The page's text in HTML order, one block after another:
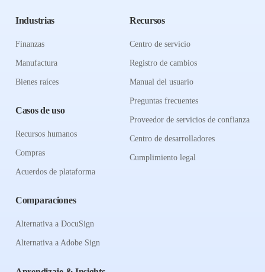
Industrias
Finanzas
Manufactura
Bienes raíces
Casos de uso
Recursos humanos
Compras
Acuerdos de plataforma
Comparaciones
Alternativa a DocuSign
Alternativa a Adobe Sign
Recursos
Centro de servicio
Registro de cambios
Manual del usuario
Preguntas frecuentes
Proveedor de servicios de confianza
Centro de desarrolladores
Cumplimiento legal